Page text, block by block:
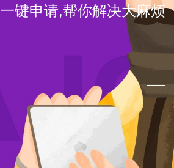
一键申请,帮你解决大麻烦